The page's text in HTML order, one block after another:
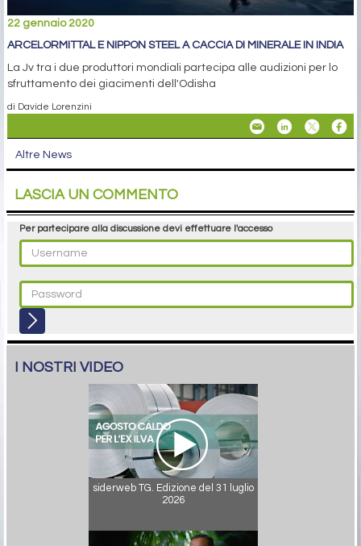
22 gennaio 2020
ARCELORMITTAL E NIPPON STEEL A CACCIA DI MINERALE IN INDIA
La Jv tra i due produttori mondiali partecipa alle audizioni per lo
sfruttamento dei giacimenti dell'Odisha
di Davide Lorenzini
Altre News
LASCIA UN COMMENTO
Per partecipare alla discussione devi effettuare l'accesso
I NOSTRI VIDEO
siderweb TG. Edizione del 31 luglio
2026